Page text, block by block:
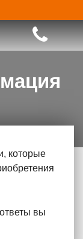
которые
вы